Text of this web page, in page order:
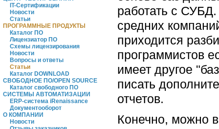
IT-Сертификации
Новости
Статьи
ПРОГРАММНЫЕ ПРОДУКТЫ
Каталог ПО
Лицензиатор ПО
Схемы лицензирования
Новости
Вопросы и ответы
Статьи
Каталог DOWNLOAD
СВОБОДНОЕ ПО/OPEN SOURCE
Каталог свободного ПО
СИСТЕМЫ АВТОМАТИЗАЦИИ
ERP-система iRenaissance
Документооборот
О КОМПАНИИ
Новости
работать с
средних
приходится
программистов
имеет другое
писать
отчетов.
Конечно, можно